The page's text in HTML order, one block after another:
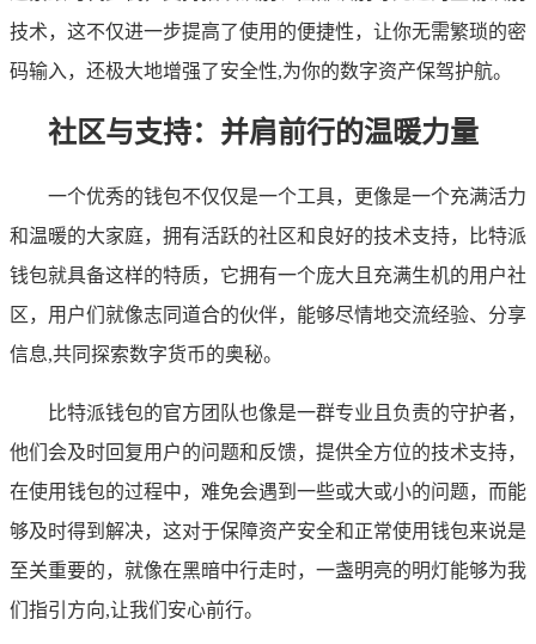
技术，这不仅进一步提高了使用的便捷性，让你无需繁琐的密
码输入，还极大地增强了安全性,为你的数字资产保驾护航。
社区与支持：并肩前行的温暖力量
一个优秀的钱包不仅仅是一个工具，更像是一个充满活力
和温暖的大家庭，拥有活跃的社区和良好的技术支持，比特派
钱包就具备这样的特质，它拥有一个庞大且充满生机的用户社
区，用户们就像志同道合的伙伴，能够尽情地交流经验、分享
信息,共同探索数字货币的奥秘。
比特派钱包的官方团队也像是一群专业且负责的守护者，
他们会及时回复用户的问题和反馈，提供全方位的技术支持，
在使用钱包的过程中，难免会遇到一些或大或小的问题，而能
够及时得到解决，这对于保障资产安全和正常使用钱包来说是
至关重要的，就像在黑暗中行走时，一盏明亮的明灯能够为我
们指引方向,让我们安心前行。